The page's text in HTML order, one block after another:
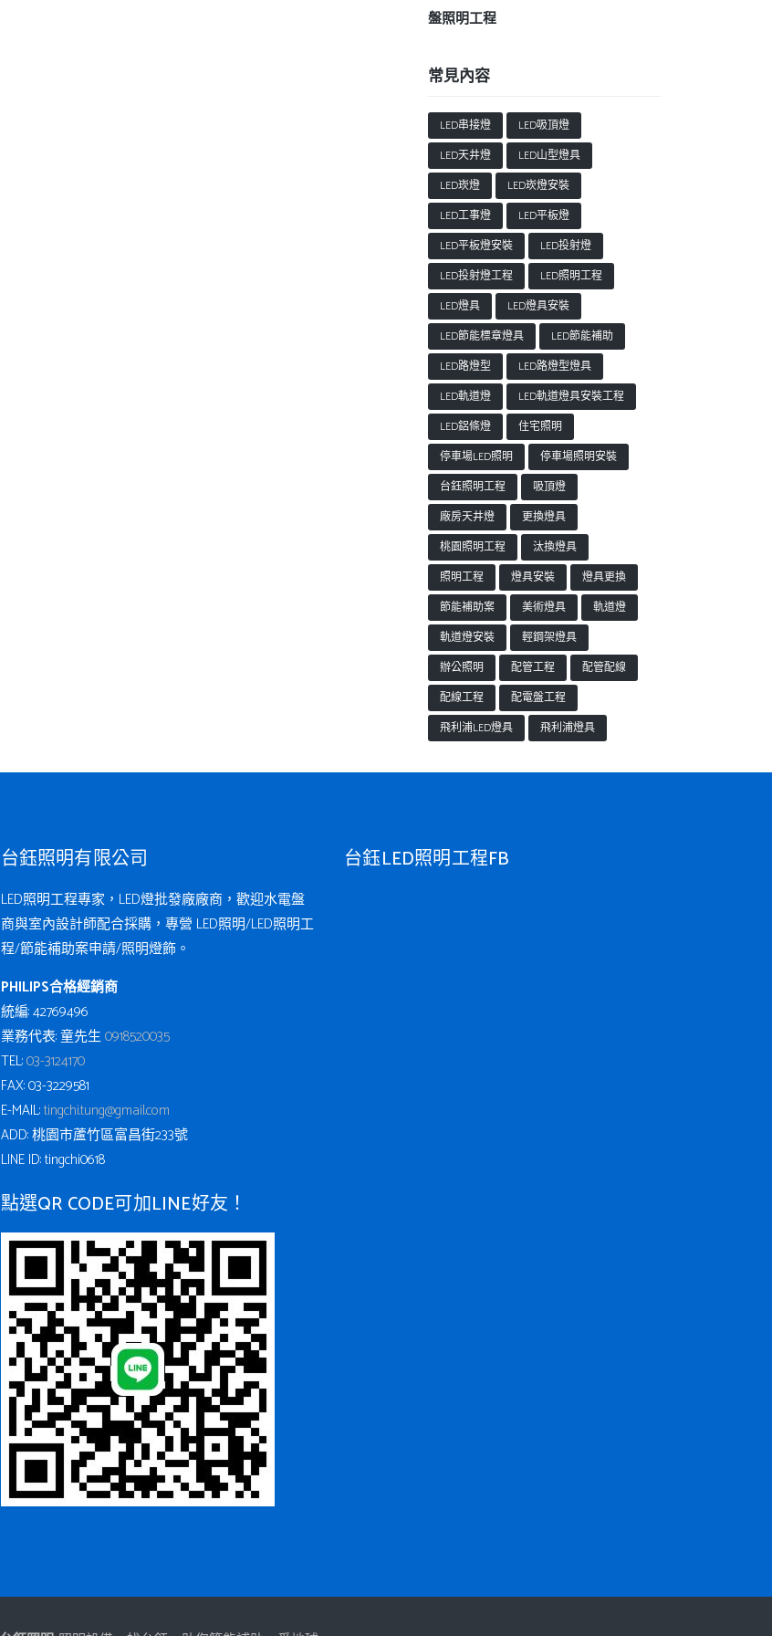
盤照明工程
常見內容
LED串接燈
LED吸頂燈
LED天井燈
LED山型燈具
LED崁燈
LED崁燈安裝
LED工事燈
LED平板燈
LED平板燈安裝
LED投射燈
LED投射燈工程
LED照明工程
LED燈具
LED燈具安裝
LED節能標章燈具
LED節能補助
LED路燈型
LED路燈型燈具
LED軌道燈
LED軌道燈具安裝工程
LED鋁條燈
住宅照明
停車場LED照明
停車場照明安裝
台鈺照明工程
吸頂燈
廠房天井燈
更換燈具
桃園照明工程
汰換燈具
照明工程
燈具安裝
燈具更換
節能補助案
美術燈具
軌道燈
軌道燈安裝
輕鋼架燈具
辦公照明
配管工程
配管配線
配線工程
配電盤工程
飛利浦LED燈具
飛利浦燈具
台鈺照明有限公司
LED照明工程專家，LED燈批發廠廠商，歡迎水電盤
商與室內設計師配合採購，專營 LED照明/LED照明工
程/節能補助案申請/照明燈飾。
PHILIPS合格經銷商
統編: 42769496
業務代表: 童先生0918520035
TEL:03-3124170
FAX: 03-3229581
E-MAIL:tingchi.tung@gmail.com
ADD: 桃園市蘆竹區富昌街233號
LINE ID: tingchi0618
點選QR CODE可加LINE好友！
台鈺LED照明工程FB